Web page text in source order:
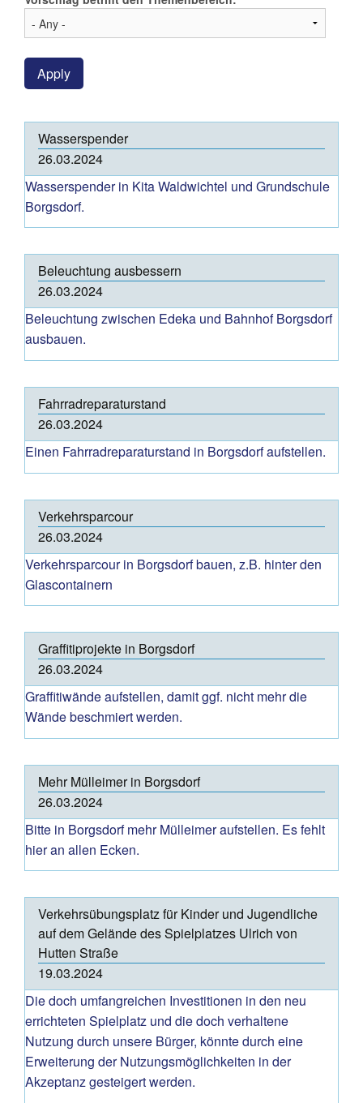
Apply
Wasserspender
26.03.2024
Wasserspender in Kita Waldwichtel und Grundschule
Borgsdorf.
Beleuchtung ausbessern
26.03.2024
Beleuchtung zwischen Edeka und Bahnhof Borgsdorf
ausbauen.
Fahrradreparaturstand
26.03.2024
Einen Fahrradreparaturstand in Borgsdorf aufstellen.
Verkehrsparcour
26.03.2024
Verkehrsparcour in Borgsdorf bauen, z.B. hinter den
Glascontainern
Graffitiprojekte in Borgsdorf
26.03.2024
Graffitiwände aufstellen, damit ggf. nicht mehr die
Wände beschmiert werden.
Mehr Mülleimer in Borgsdorf
26.03.2024
Bitte in Borgsdorf mehr Mülleimer aufstellen. Es fehlt
hier an allen Ecken.
Verkehrsübungsplatz für Kinder und Jugendliche
auf dem Gelände des Spielplatzes Ulrich von
Hutten Straße
19.03.2024
Die doch umfangreichen Investitionen in den neu
errichteten Spielplatz und die doch verhaltene
Nutzung durch unsere Bürger, könnte durch eine
Erweiterung der Nutzungsmöglichkeiten in der
Akzeptanz gesteigert werden.